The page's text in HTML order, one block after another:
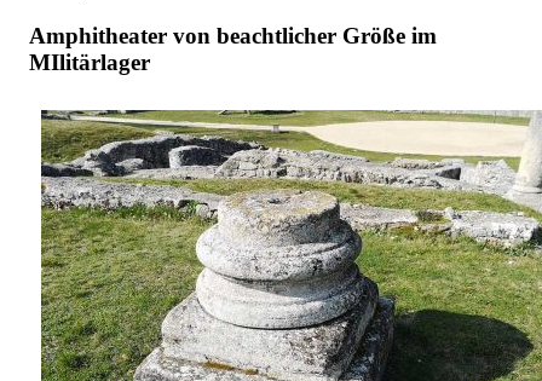
Amphitheater von beachtlicher Größe im
MIlitärlager